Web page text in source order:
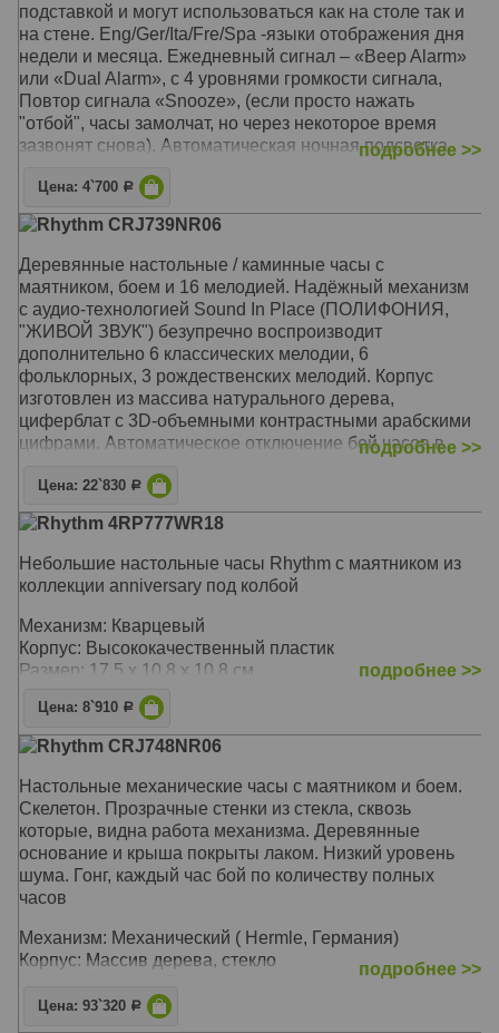
серый/белый . Материал - пластик. Элемент питания -
АА х 2 (входит в комплект).
Механизм: Электронный
Корпус: Пластик (Чёрный)
Звуковой сигнал: Будильник с функцией Snooze
(Возрастание сигнала), «Beep Alarm» или «Dual Alarm»
Размер: 12 x 10,6 x 4,5 см
подставкой и могут использоваться как на столе так и
на стене. Eng/Ger/Ita/Fre/Spa -языки отображения дня
недели и месяца. Ежедневный сигнал – «Beep Alarm»
или «Dual Alarm», с 4 уровнями громкости сигнала,
Повтор сигнала «Snooze», (если просто нажать
"отбой", часы замолчат, но через некоторое время
зазвонят снова). Автоматическая ночная подсветка.
Механизм: Электронный
Звуковой сигнал: Будильник с функцией Snooze
Размер: 20 x 14 x 3 см
подробнее >>
Цена: 4`700 Р
Rhythm CRJ739NR06
Деревянные настольные / каминные часы с
маятником, боем и 16 мелодией. Надёжный механизм
с аудио-технологией Sound In Place (ПОЛИФОНИЯ,
"ЖИВОЙ ЗВУК") безупречно воспроизводит
дополнительно 6 классических мелодии, 6
фольклорных, 3 рождественских мелодий. Корпус
изготовлен из массива натурального дерева,
циферблат с 3D-объемными контрастными арабскими
цифрами. Автоматическое отключение бой часов в
Корпус: Натуральное дерево, защитное стекло
классических, 6 фольклорных и 3 рождественских
мелодий
Размер: 33,8 x 23,1 x 11 см
подробнее >>
Цена: 22`830 Р
Rhythm 4RP777WR18
Небольшие настольные часы Rhythm c маятником из
коллекции anniversary под колбой
Механизм: Кварцевый
Корпус: Высококачественный пластик
Размер: 17,5 x 10,8 x 10,8 см
подробнее >>
Цена: 8`910 Р
Rhythm CRJ748NR06
Настольные механические часы с маятником и боем.
Скелетон. Прозрачные стенки из стекла, сквозь
которые, видна работа механизма. Деревянные
основание и крыша покрыты лаком. Низкий уровень
шума. Гонг, каждый час бой по количеству полных
часов
Механизм: Механический ( Hermle, Германия)
Корпус: Массив дерева, стекло
Размер: 30 х 18,5 х 15 см
подробнее >>
Цена: 93`320 Р